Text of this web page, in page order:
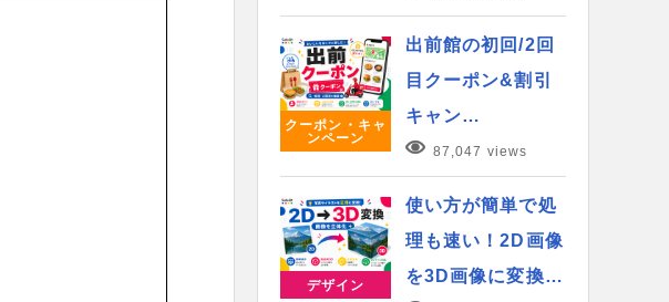
クーポン・キャ
ンペーン
出前館の初回/2回
目クーポン&割引
キャン…
87,047 views
デザイン
使い方が簡単で処
理も速い！2D画像
を3D画像に変換…